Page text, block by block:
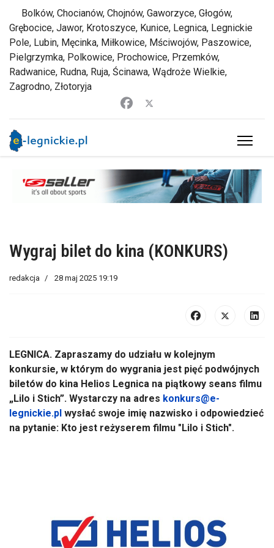
Bolków, Chocianów, Chojnów, Gaworzyce, Głogów,
Grębocice, Jawor, Krotoszyce, Kunice, Legnica, Legnickie
Pole, Lubin, Męcinka, Miłkowice, Mściwojów, Paszowice,
Pielgrzymka, Polkowice, Prochowice, Przemków,
Radwanice, Rudna, Ruja, Ścinawa, Wądroże Wielkie,
Zagrodno, Złotoryja
Wygraj bilet do kina (KONKURS)
redakcja 28 maj 2025 19:19
LEGNICA. Zapraszamy do udziału w kolejnym
konkursie, w którym do wygrania jest pięć podwójnych
biletów do kina Helios Legnica na piątkowy seans filmu
„Lilo i Stich”. Wystarczy na adres konkurs@e-
legnickie.pl wysłać swoje imię nazwisko i odpowiedzieć
na pytanie: Kto jest reżyserem filmu "Lilo i Stich".